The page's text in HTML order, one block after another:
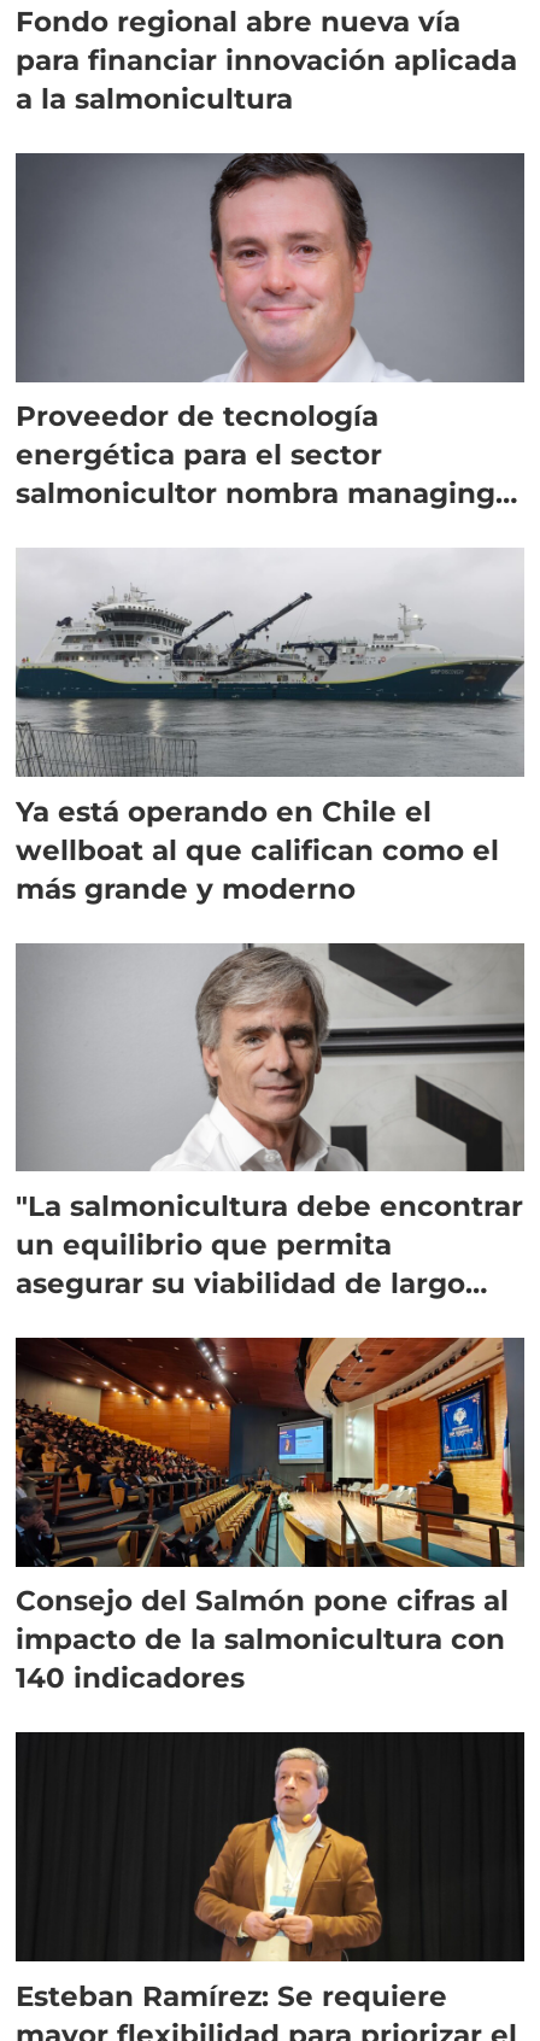
Fondo regional abre nueva vía
para financiar innovación aplicada
a la salmonicultura
Proveedor de tecnología
energética para el sector
salmonicultor nombra managing
Ya está operando en Chile el
wellboat al que califican como el
más grande y moderno
"La salmonicultura debe encontrar
un equilibrio que permita
asegurar su viabilidad de largo
Consejo del Salmón pone cifras al
impacto de la salmonicultura con
140 indicadores
Esteban Ramírez: Se requiere
mayor flexibilidad para priorizar el